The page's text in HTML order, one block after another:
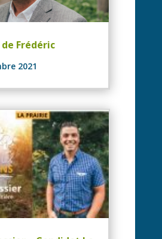
Frédéric
2021